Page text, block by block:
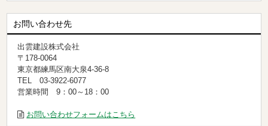
お問い合わせ先
出雲建設株式会社
〒178-0064
東京都練馬区南大泉4-36-8
TEL 03-3922-6077
営業時間 9：00～18：00
お問い合わせフォームはこちら